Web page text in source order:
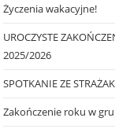
Życzenia wakacyjne!
UROCZYSTE
2025/2026
SPOTKANIE ZE
Zakończenie roku w